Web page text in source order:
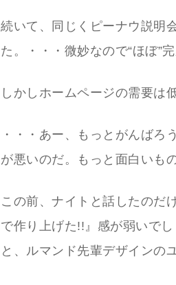
続いて、同じくピーナウ説明
た。・・・微妙なので“ほぼ”
しかしホームページの需要は
・・・あー、もっとがんばろ
が悪いのだ。もっと面白いも
この前、ナイトと話したのだ
で作り上げた!!』感が弱いで
と、ルマンド先輩デザインの